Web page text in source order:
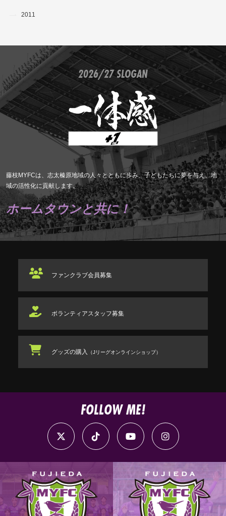
2011
2026/27 SLOGAN
藤枝MYFCは、志太榛原地域の人々とともに歩み、子どもたちに夢を与え、地
域の活性化に貢献します。
ホームタウンと共に！
ファンクラブ会員募集
ボランティアスタッフ募集
グッズの購入 （Jリーグオンラインショップ）
FOLLOW ME!